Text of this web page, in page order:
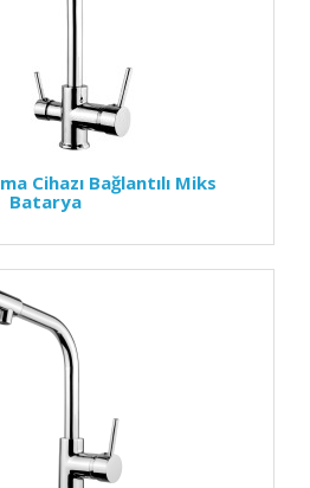
Cihazı Bağlantılı Miks
Batarya